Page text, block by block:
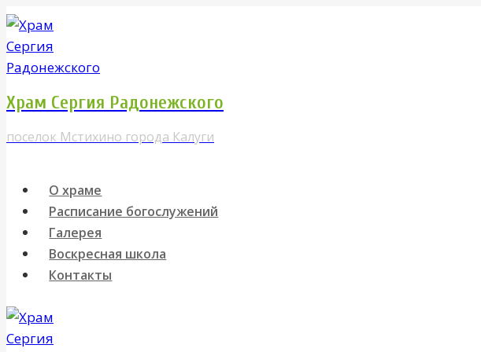
Перейти
к
содержимому
Храм Сергия Радонежского
поселок Мстихино города Калуги
О храме
Расписание богослужений
Галерея
Воскресная школа
Контакты